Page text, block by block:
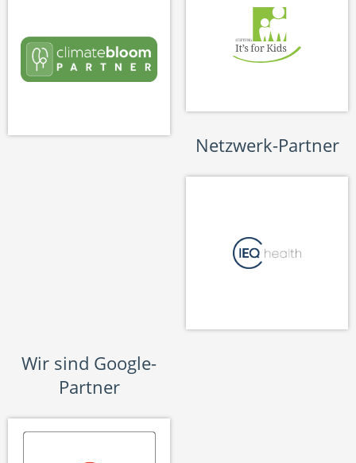
Netzwerk-Partner
Wir sind Google-
Partner